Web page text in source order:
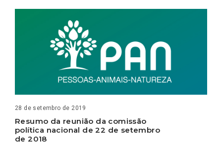
28 de setembro de 2019
Resumo da reunião da comissão
política nacional de 22 de setembro
de 2018